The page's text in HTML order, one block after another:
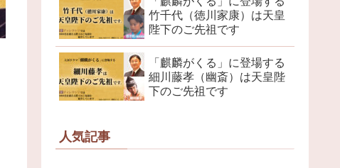
竹千代（徳川家康）は天皇
陛下のご先祖です
「麒麟がくる」に登場する
細川藤孝（幽斎）は天皇陛
下のご先祖です
人気記事